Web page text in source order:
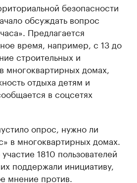
безопасности
обсуждать вопрос
Предлагается
время, например, с 13 до
строительных и
многоквартирных домах,
отдыха детям и
в соцсетях
опрос, нужно ли
в многоквартирных домах.
1810 пользователей
поддержали инициативу,
мнение против.